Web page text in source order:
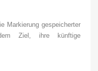
Markierung gespeicherter
Ziel, ihre künftige